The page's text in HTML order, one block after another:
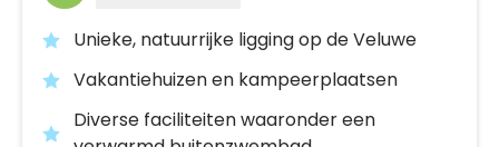
Unieke, natuurrijke ligging op de Veluwe
Vakantiehuizen en kampeerplaatsen
Diverse faciliteiten waaronder een